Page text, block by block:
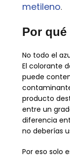
metileno.
Por qué
No todo el
El colorante
puede
producto
entre un
diferencia
no deberías
Por eso solo